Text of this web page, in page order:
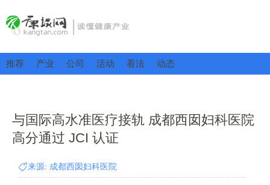
推荐 产业 公司 活动 看法 动态
与国际高水准医疗接轨 成都西囡妇科医院
高分通过 JCI 认证
来源: 成都西囡妇科医院